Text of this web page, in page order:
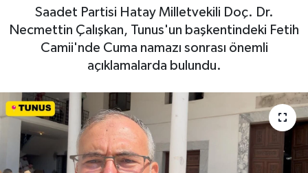
Saadet Partisi Hatay Milletvekili Doç. Dr.
Necmettin Çalışkan, Tunus'un başkentindeki Fetih
Camii'nde Cuma namazı sonrası önemli
açıklamalarda bulundu.